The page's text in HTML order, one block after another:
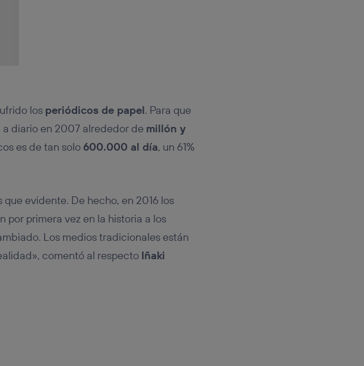
los periódicos de papel. Para que
diario en 2007 alrededor de millón y
es de tan solo600.000 al día, un 61%
evidente. De hecho, en 2016 los
por primera vez en la historia a los
Los medios tradicionales están
comentó al respecto Iñaki